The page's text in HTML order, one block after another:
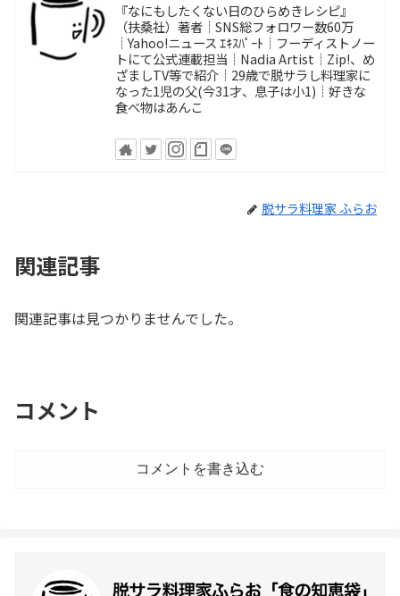
『なにもしたくない日のひらめきレシピ』
（扶桑社）著者┊SNS総フォロワー数60万
┊Yahoo!ニュース ｴｷｽﾊﾟｰﾄ┊フーディストノー
トにて公式連載担当┊Nadia Artist┊Zip!、め
ざましTV等で紹介┊29歳で脱サラし料理家に
なった1児の父(今31才、息子は小1)┊好きな
食べ物はあんこ
脱サラ料理家 ふらお
関連記事
関連記事は見つかりませんでした。
コメント
コメントを書き込む